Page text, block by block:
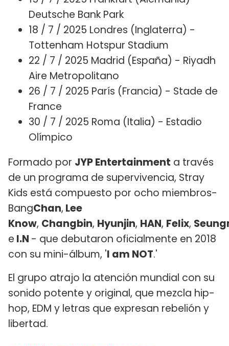
Deutsche Bank Park
18 / 7 / 2025 Londres (Inglaterra) -
Tottenham Hotspur Stadium
22 / 7 / 2025 Madrid (España) - Riyadh
Aire Metropolitano
26 / 7 / 2025 París (Francia) - Stade de
France
30 / 7 / 2025 Roma (Italia) - Estadio
Olímpico
Formado por JYP Entertainment a través
de un programa de supervivencia, Stray
Kids está compuesto por ocho miembros-
BangChan, Lee
Know, Changbin, Hyunjin, HAN, Felix,
e I.N - que debutaron oficialmente en 2018
con su mini-álbum, 'I am NOT.'
El grupo atrajo la atención mundial con su
sonido potente y original, que mezcla hip-
hop, EDM y letras que expresan rebelión y
libertad.